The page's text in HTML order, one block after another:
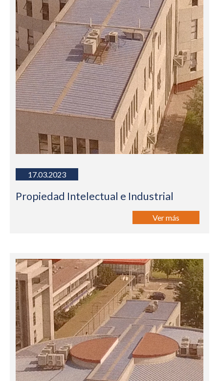
17.03.2023
Propiedad Intelectual e Industrial
Ver más